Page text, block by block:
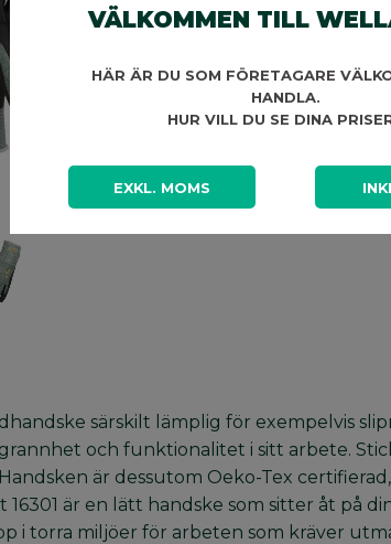
särskilt lämplig för exempelvis
och funktionalitet i sitt arbete.
är dessutom Oeko-Tex
är en lätt handske som sitter åt på
i torra miljöer för arbeten som kräver
VÄLKOMMEN TILL
HÄR ÄR DU SOM FÖRETAGARE
HANDLA.
HUR VILL DU SE DINA
EXKL. MOMS